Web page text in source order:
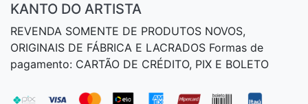
KANTO DO ARTISTA
REVENDA SOMENTE DE PRODUTOS NOVOS,
ORIGINAIS DE FÁBRICA E LACRADOS Formas de
pagamento: CARTÃO DE CRÉDITO, PIX E BOLETO